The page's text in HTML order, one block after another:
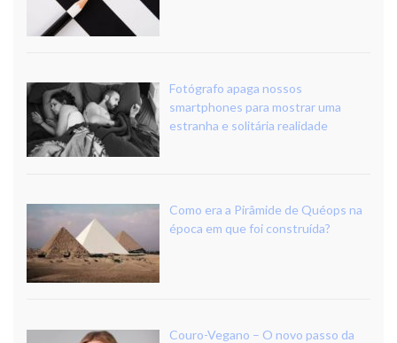
Fotógrafo apaga nossos
smartphones para mostrar uma
estranha e solitária realidade
Como era a Pirâmide de Quéops na
época em que foi construída?
Couro-Vegano – O novo passo da